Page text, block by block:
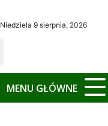
Niedziela 9 sierpnia, 2026
MENU GŁÓWNE